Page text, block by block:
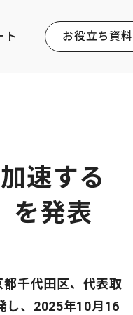
ト お役立ち資料
速する
を発表
千代田区、代表取
し、2025年10月16